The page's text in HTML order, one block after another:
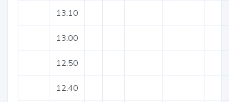
13:10
13:00
12:50
12:40